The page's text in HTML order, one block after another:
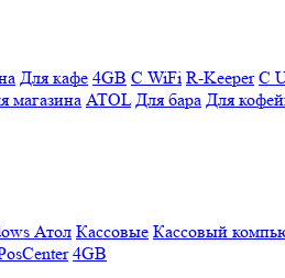
Для кафе 4GB С WiFi R-Keeper С
магазина ATOL Для бара Для
Атол Кассовые Кассовый
4GB